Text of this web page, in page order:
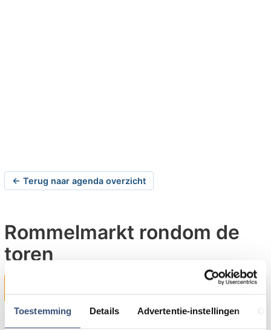
Toestemming Details Advertentie-instellingen
← Terug naar agenda overzicht
Rommelmarkt rondom de
toren
Ouddorp